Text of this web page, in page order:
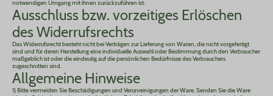
notwendigen Umgang mit ihnen zurückzuführen ist.
Ausschluss bzw. vorzeitiges Erlöschen
des Widerrufsrechts
Das Widerrufsrecht besteht nicht bei Verträgen zur Lieferung von Waren, die nicht vorgefertigt
sind und für deren Herstellung eine individuelle Auswahl oder Bestimmung durch den Verbraucher
maßgeblich ist oder die eindeutig auf die persönlichen Bedürfnisse des Verbrauchers
zugeschnitten sind.
Allgemeine Hinweise
1) Bitte vermeiden Sie Beschädigungen und Verunreinigungen der Ware. Senden Sie die Ware